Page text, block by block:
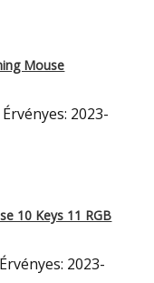
Mouse
Érvényes: 2023-
10 Keys 11 RGB
Érvényes: 2023-